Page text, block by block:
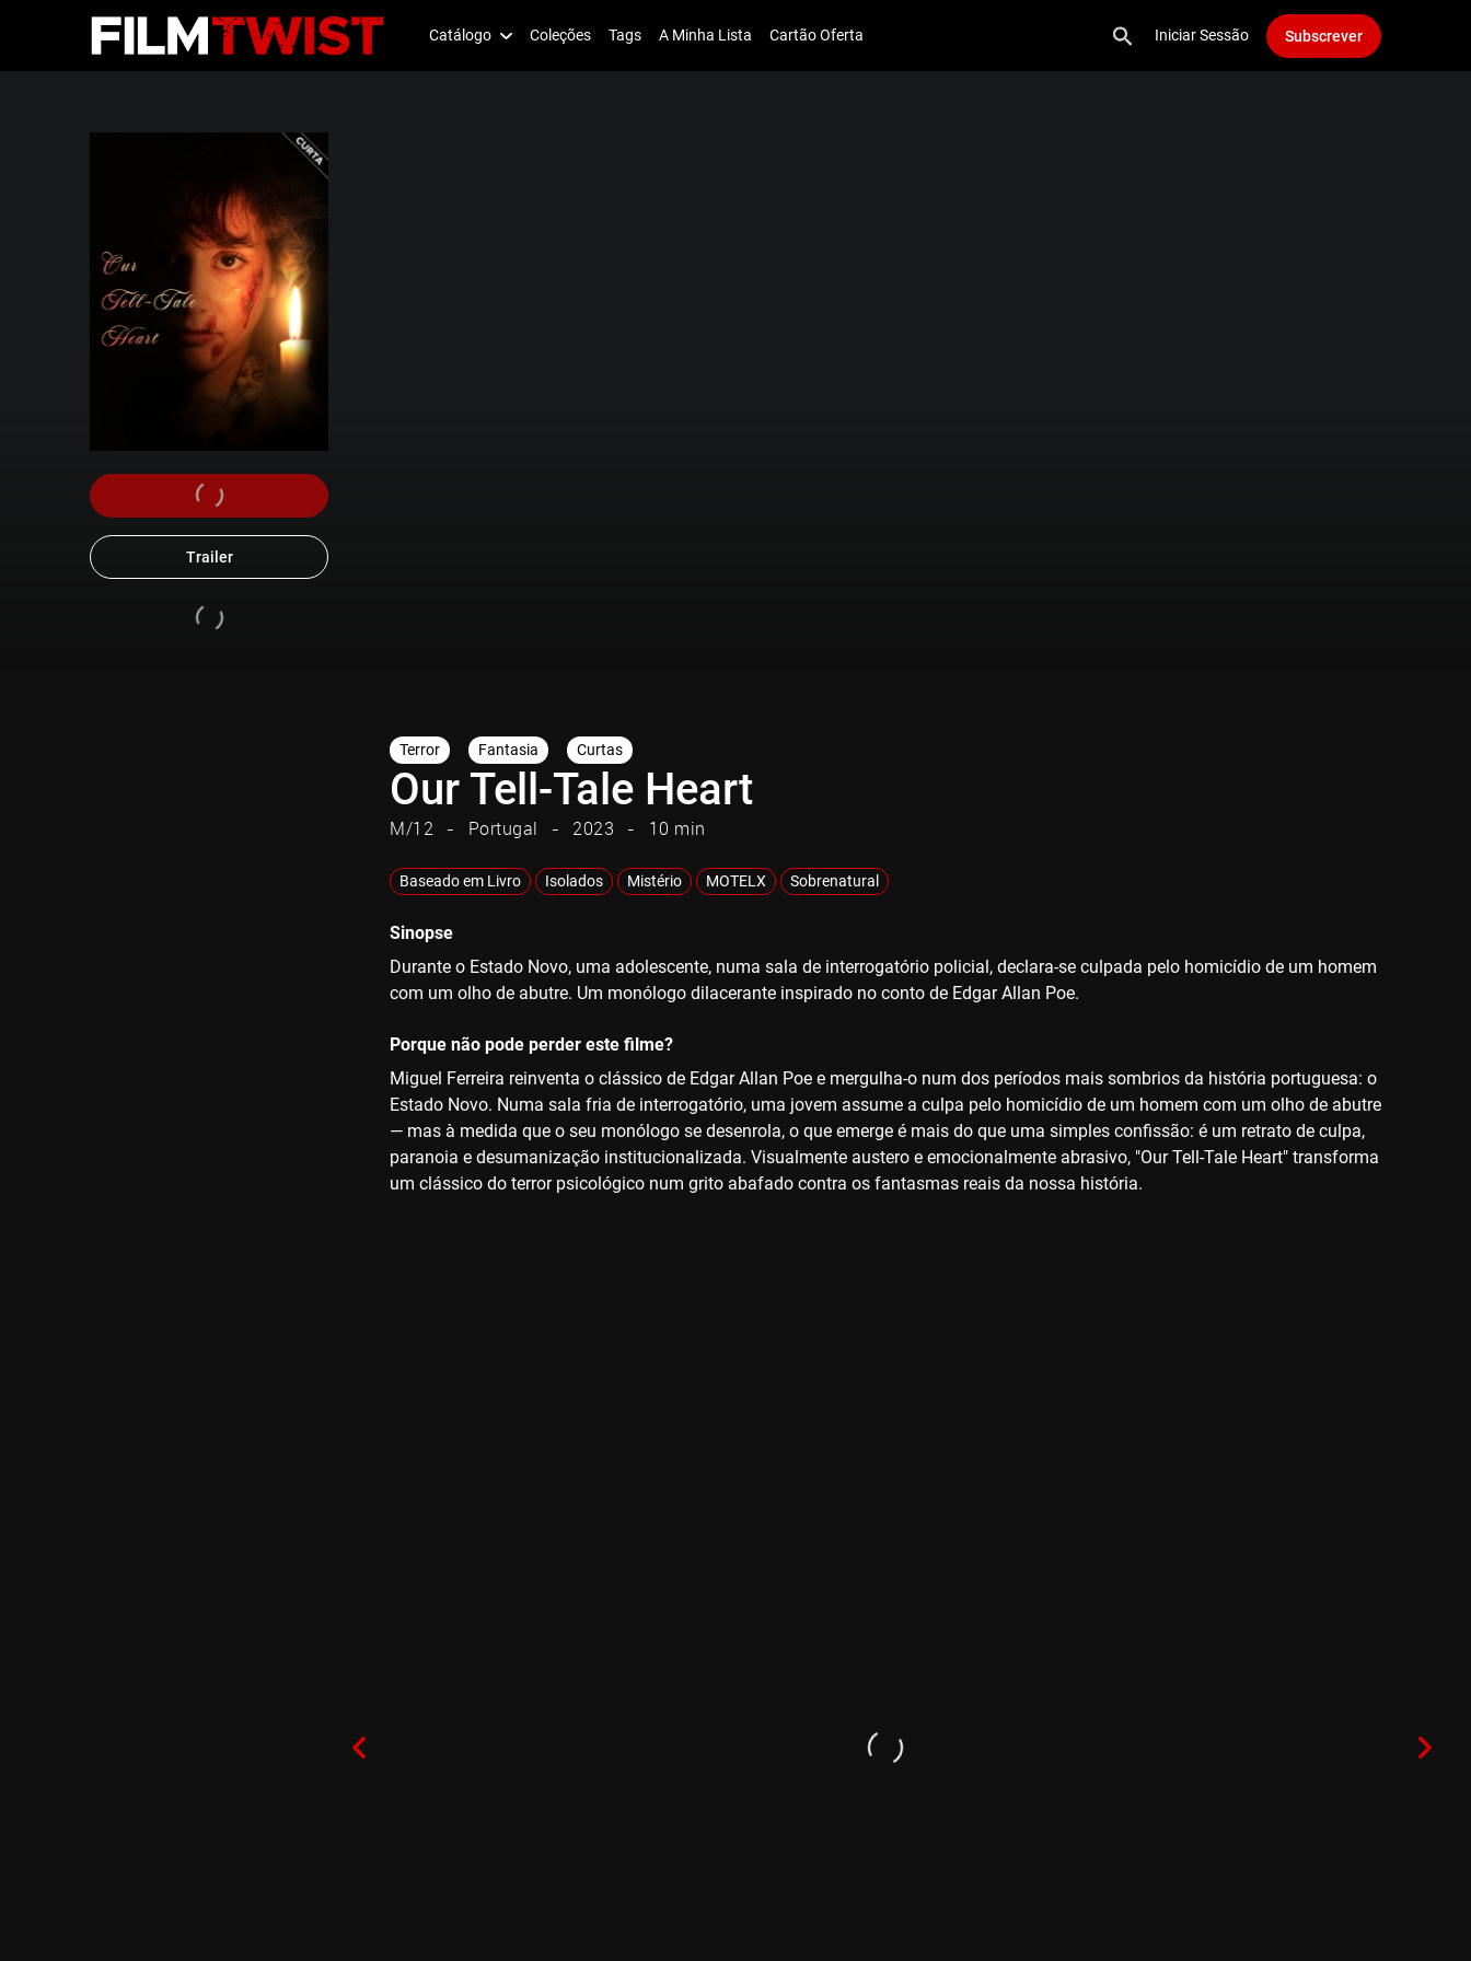
Catálogo Coleções Tags A Minha Lista Cartão Oferta Iniciar Sessão Subscrever
Trailer
Terror Fantasia Curtas
Our Tell-Tale Heart
M/12 Portugal 2023 10 min
Baseado em Livro Isolados Mistério MOTELX Sobrenatural
Sinopse
Durante o Estado Novo, uma adolescente, numa sala de interrogatório policial, declara-se culpada pelo homicídio de um homem
com um olho de abutre. Um monólogo dilacerante inspirado no conto de Edgar Allan Poe.
Porque não pode perder este filme?
Miguel Ferreira reinventa o clássico de Edgar Allan Poe e mergulha-o num dos períodos mais sombrios da história portuguesa: o
Estado Novo. Numa sala fria de interrogatório, uma jovem assume a culpa pelo homicídio de um homem com um olho de abutre
— mas à medida que o seu monólogo se desenrola, o que emerge é mais do que uma simples confissão: é um retrato de culpa,
paranoia e desumanização institucionalizada. Visualmente austero e emocionalmente abrasivo, "Our Tell-Tale Heart" transforma
um clássico do terror psicológico num grito abafado contra os fantasmas reais da nossa história.